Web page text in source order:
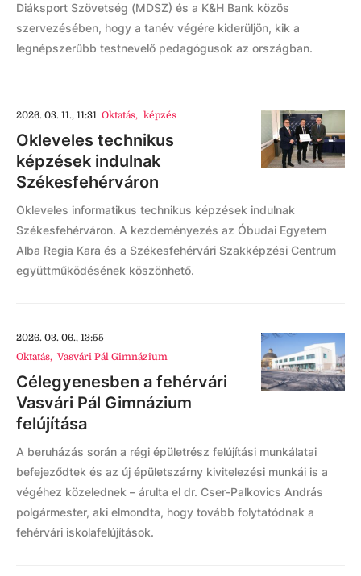
Diáksport Szövetség (MDSZ) és a K&H Bank közös
szervezésében, hogy a tanév végére kiderüljön, kik a
legnépszerűbb testnevelő pedagógusok az országban.
2026. 03. 11., 11:31 Oktatás, képzés
Okleveles technikus
képzések indulnak
Székesfehérváron
Okleveles informatikus technikus képzések indulnak
Székesfehérváron. A kezdeményezés az Óbudai Egyetem
Alba Regia Kara és a Székesfehérvári Szakképzési Centrum
együttműködésének köszönhető.
2026. 03. 06., 13:55
Oktatás, Vasvári Pál Gimnázium
Célegyenesben a fehérvári
Vasvári Pál Gimnázium
felújítása
A beruházás során a régi épületrész felújítási munkálatai
befejeződtek és az új épületszárny kivitelezési munkái is a
végéhez közelednek – árulta el dr. Cser-Palkovics András
polgármester, aki elmondta, hogy tovább folytatódnak a
fehérvári iskolafelújítások.